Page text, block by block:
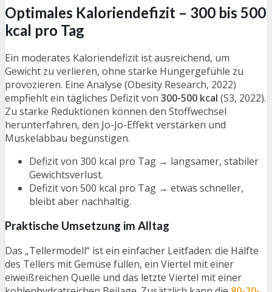
Optimales Kaloriendefizit – 300 bis 500
kcal pro Tag
Ein moderates Kaloriendefizit ist ausreichend, um
Gewicht zu verlieren, ohne starke Hungergefühle zu
provozieren. Eine Analyse (Obesity Research, 2022)
empfiehlt ein tägliches Defizit von 300-500 kcal (S3, 2022).
Zu starke Reduktionen können den Stoffwechsel
herunterfahren, den Jo-Jo-Effekt verstärken und
Muskelabbau begünstigen.
Defizit von 300 kcal pro Tag → langsamer, stabiler
Gewichtsverlust.
Defizit von 500 kcal pro Tag → etwas schneller,
bleibt aber nachhaltig.
Praktische Umsetzung im Alltag
Das „Tellermodell“ ist ein einfacher Leitfaden: die Hälfte
des Tellers mit Gemüse füllen, ein Viertel mit einer
eiweißreichen Quelle und das letzte Viertel mit einer